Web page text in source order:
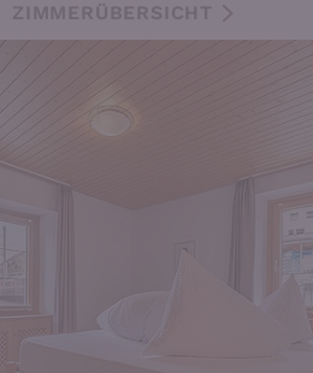
ZIMMERÜBERSICHT